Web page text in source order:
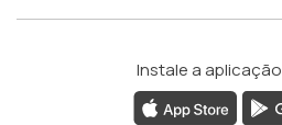
Instale a aplicação